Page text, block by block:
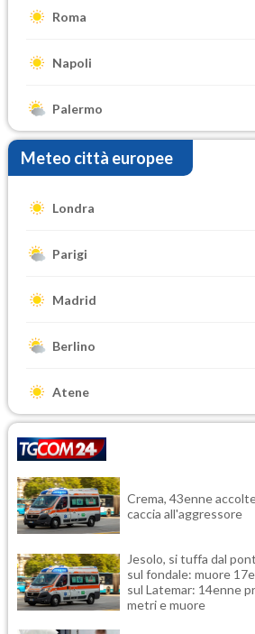
Roma
Napoli
Palermo
Meteo città europee
Londra
Parigi
Madrid
Berlino
Atene
Crema, 43enne
caccia all'aggressore
Jesolo, si tuffa dal
sul fondale: muore
sul Latemar: 14enne
metri e muore